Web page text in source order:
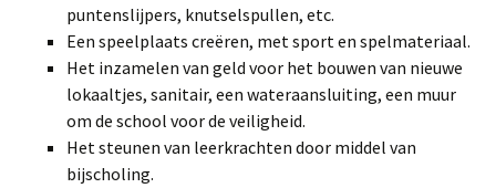
puntenslijpers, knutselspullen, etc.
Een speelplaats creëren, met sport en spelmateriaal.
Het inzamelen van geld voor het bouwen van nieuwe
lokaaltjes, sanitair, een wateraansluiting, een muur
om de school voor de veiligheid.
Het steunen van leerkrachten door middel van
bijscholing.